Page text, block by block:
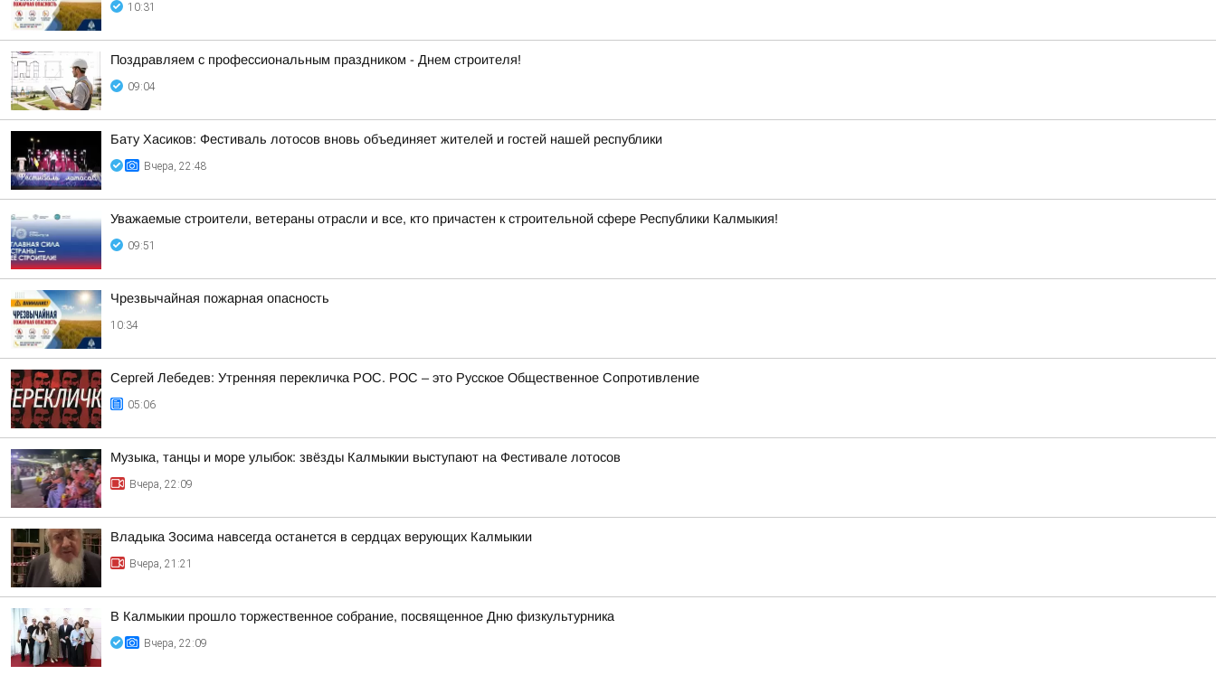
10:31
Поздравляем с профессиональным праздником - Днем строителя!
09:04
Бату Хасиков: Фестиваль лотосов вновь объединяет жителей и гостей нашей республики
Вчера, 22:48
Уважаемые строители, ветераны отрасли и все, кто причастен к строительной сфере Республики Калмыкия!
09:51
Чрезвычайная пожарная опасность
10:34
Сергей Лебедев: Утренняя перекличка РОС. РОС – это Русское Общественное Сопротивление
05:06
Музыка, танцы и море улыбок: звёзды Калмыкии выступают на Фестивале лотосов
Вчера, 22:09
Владыка Зосима навсегда останется в сердцах верующих Калмыкии
Вчера, 21:21
В Калмыкии прошло торжественное собрание, посвященное Дню физкультурника
Вчера, 22:09